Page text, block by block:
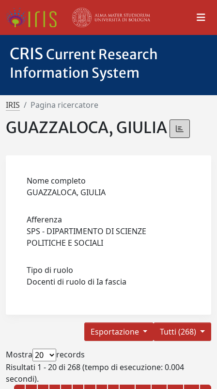
CRIS Current Research
Information System
IRIS Pagina ricercatore
GUAZZALOCA, GIULIA
Nome completo
GUAZZALOCA, GIULIA
Afferenza
SPS - DIPARTIMENTO DI SCIENZE
POLITICHE E SOCIALI
Tipo di ruolo
Docenti di ruolo di Ia fascia
Tutti (268)
Esportazione
Mostra
records
Risultati 1 - 20 di 268 (tempo di esecuzione: 0.004
secondi).